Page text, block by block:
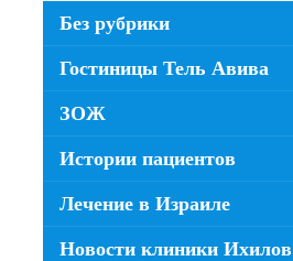
Без рубрики
Гостиницы Тель Авива
ЗОЖ
Истории пациентов
Лечение в Израиле
Новости клиники Ихилов